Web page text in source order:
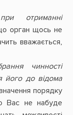
отриманні
орган щось не
вважається,
чинності
його до відома
порядку
Вас не набуде